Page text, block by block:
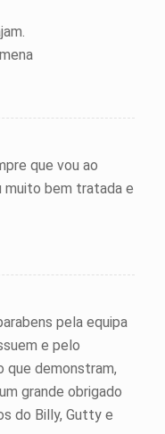
que vou ao
muito bem tratada e
pela equipa
e pelo
demonstram,
grande obrigado
do Billy, Gutty e